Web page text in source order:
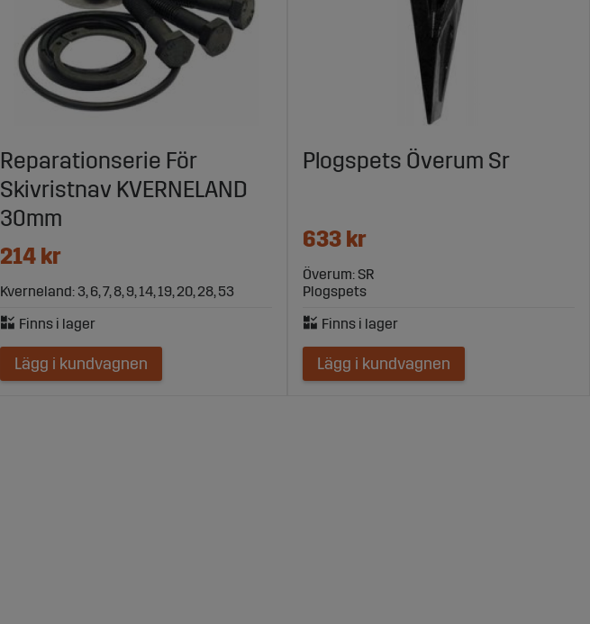
Reparationserie För
Skivristnav KVERNELAND
30mm
214 kr
Kverneland: 3, 6, 7, 8, 9, 14, 19, 20, 28, 53
Lägg i kundvagnen
Plogspets Överum Sr
633 kr
Överum: SR
Plogspets
Lägg i kundvagnen